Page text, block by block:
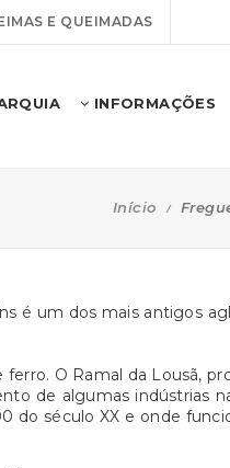
E QUEIMADAS
INFORMAÇÕES
Início
é um dos mais antigos
O Ramal da Lousã,
de algumas indústrias
do século XX e onde